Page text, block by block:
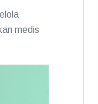
medis